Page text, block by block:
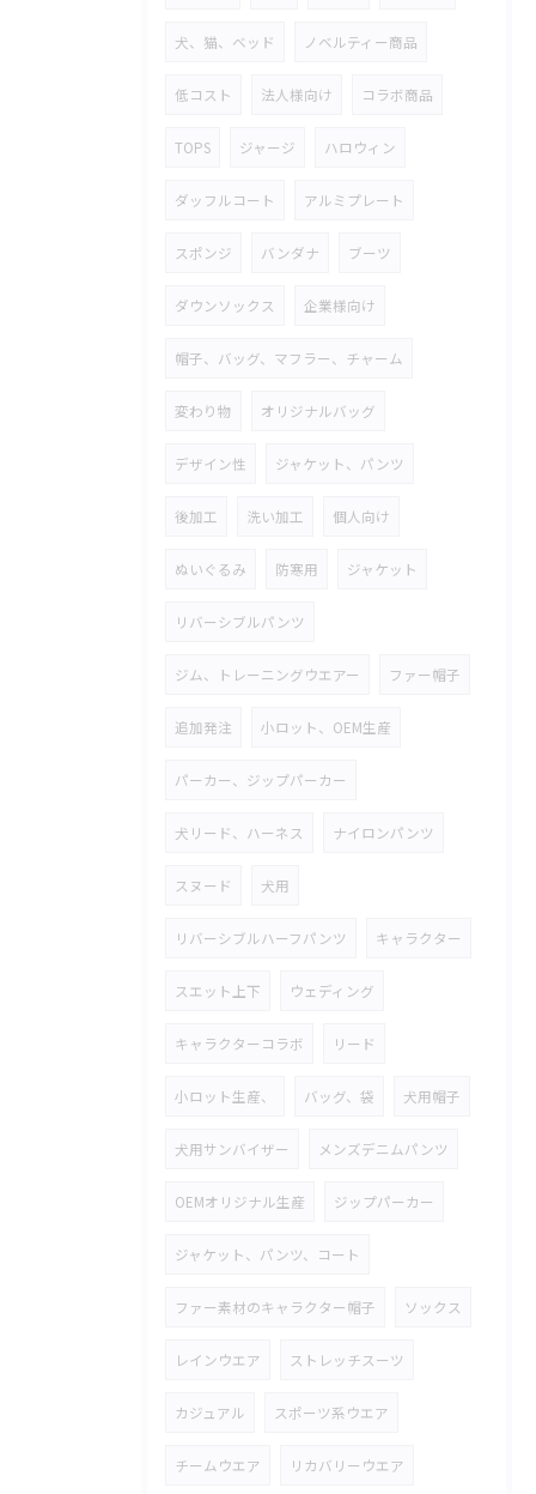
犬、猫、ベッド ノベルティー商品
低コスト 法人様向け コラボ商品
TOPS ジャージ ハロウィン
ダッフルコート アルミプレート
スポンジ バンダナ ブーツ
ダウンソックス 企業様向け
帽子、バッグ、マフラー、チャーム
変わり物 オリジナルバッグ
デザイン性 ジャケット、パンツ
後加工 洗い加工 個人向け
ぬいぐるみ 防寒用 ジャケット
リバーシブルパンツ
ジム、トレーニングウエアー ファー帽子
追加発注 小ロット、OEM生産
パーカー、ジップパーカー
犬リード、ハーネス ナイロンパンツ
スヌード 犬用
リバーシブルハーフパンツ キャラクター
スエット上下 ウェディング
キャラクターコラボ リード
小ロット生産、 バッグ、袋 犬用帽子
犬用サンバイザー メンズデニムパンツ
OEMオリジナル生産 ジップパーカー
ジャケット、パンツ、コート
ファー素材のキャラクター帽子 ソックス
レインウエア ストレッチスーツ
カジュアル スポーツ系ウエア
チームウエア リカバリーウエア